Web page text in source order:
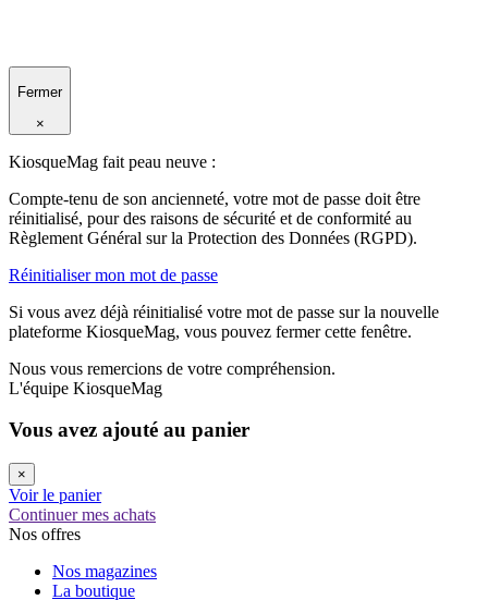
Fermer
×
KiosqueMag fait peau neuve :
Compte-tenu de son ancienneté, votre mot de passe doit être
réinitialisé, pour des raisons de sécurité et de conformité au
Règlement Général sur la Protection des Données (RGPD).
Réinitialiser mon mot de passe
Si vous avez déjà réinitialisé votre mot de passe sur la nouvelle
plateforme KiosqueMag, vous pouvez fermer cette fenêtre.
Nous vous remercions de votre compréhension.
L'équipe KiosqueMag
Vous avez ajouté au panier
×
Voir le panier
Continuer mes achats
Nos offres
Nos magazines
La boutique